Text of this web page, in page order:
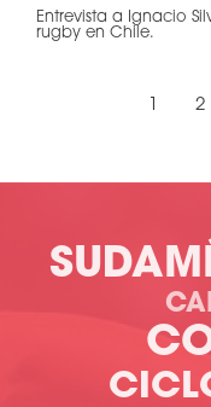
Entrevista a Ignacio
rugby en Chile.
2